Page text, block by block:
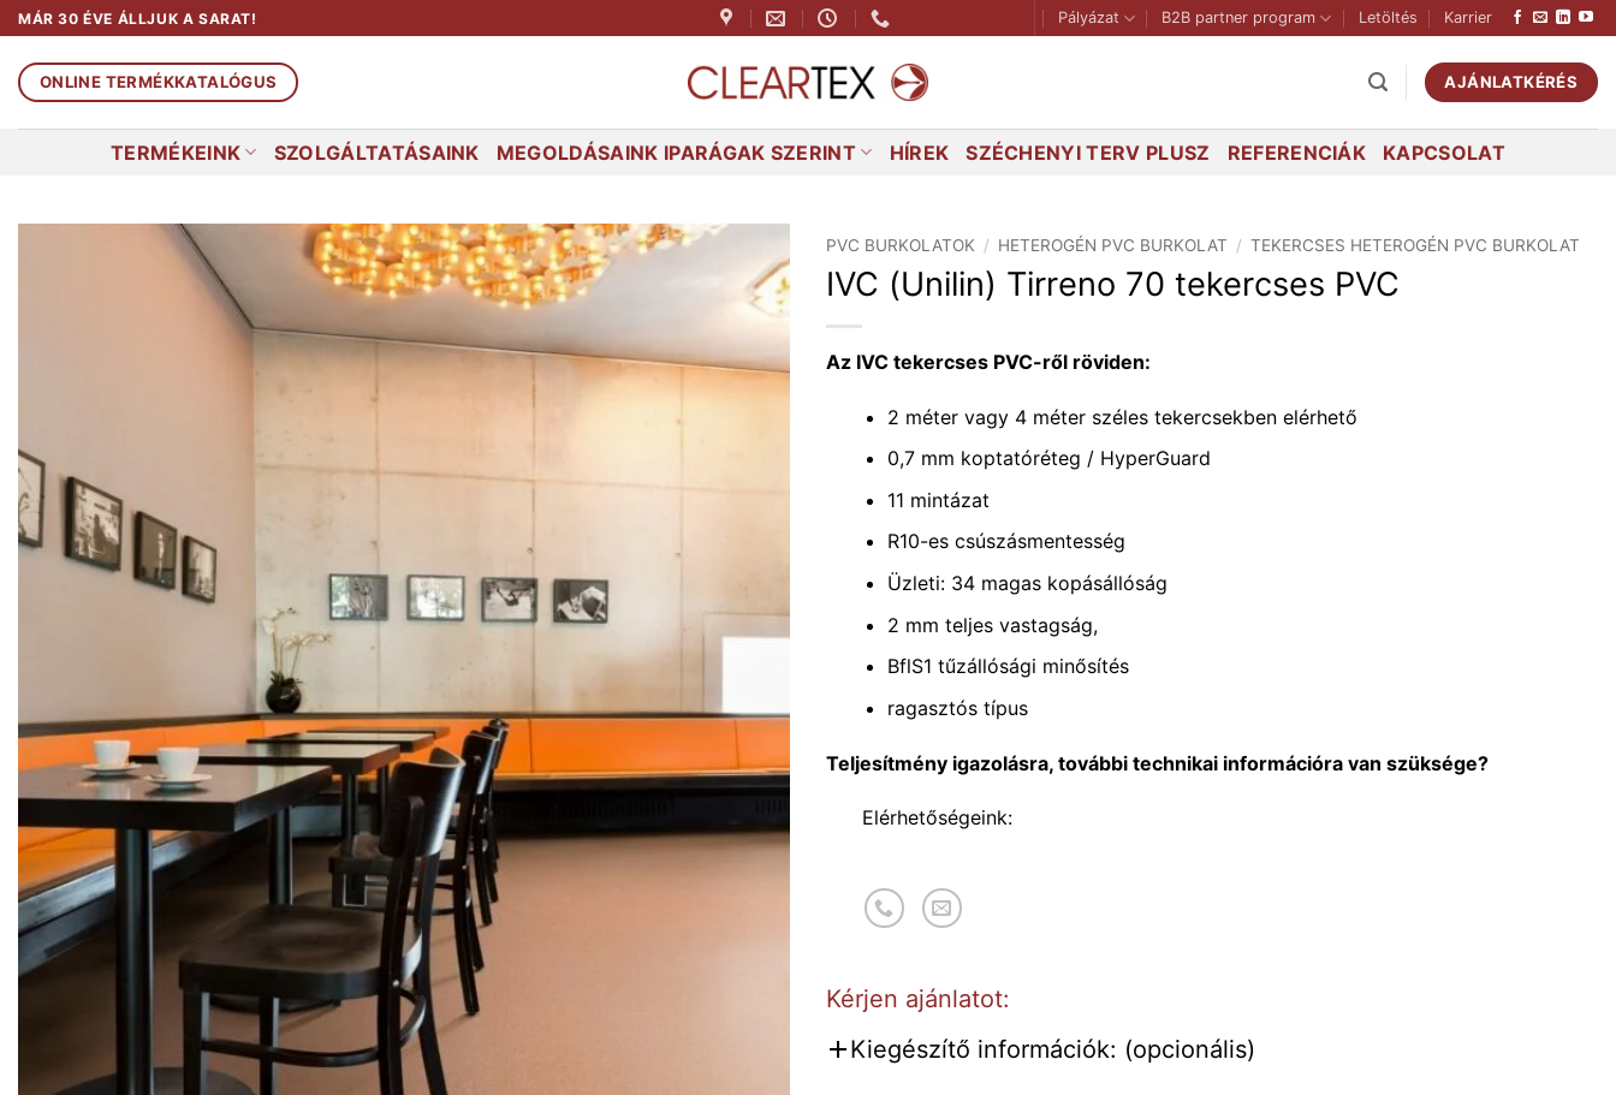
Skip
to
content
MÁR 30 ÉVE ÁLLJUK A SARAT! Pályázat B2B partner program Letöltés Karrier
ONLINE TERMÉKKATALÓGUS AJÁNLATKÉRÉS
TERMÉKEINK SZOLGÁLTATÁSAINK MEGOLDÁSAINK IPARÁGAK SZERINT HÍREK SZÉCHENYI TERV PLUSZ REFERENCIÁK KAPCSOLAT
PVC BURKOLATOK / HETEROGÉN PVC BURKOLAT / TEKERCSES HETEROGÉN PVC BURKOLAT
IVC (Unilin) Tirreno 70 tekercses PVC
Az IVC tekercses PVC-ről röviden:
2 méter vagy 4 méter széles tekercsekben elérhető
0,7 mm koptatóréteg / HyperGuard
11 mintázat
R10-es csúszásmentesség
Üzleti: 34 magas kopásállóság
2 mm teljes vastagság,
BflS1 tűzállósági minősítés
ragasztós típus
Teljesítmény igazolásra, további technikai információra van szüksége?
Elérhetőségeink:
Kérjen ajánlatot:
Kiegészítő információk: (opcionális)